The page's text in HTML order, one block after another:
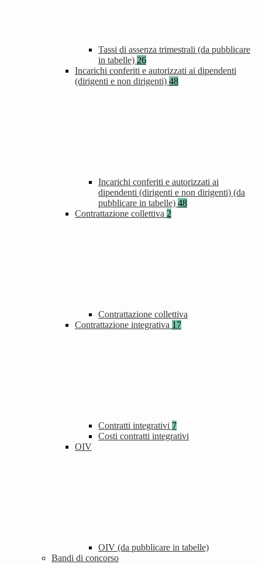
Tassi di assenza trimestrali (da pubblicare
in tabelle) 26
Incarichi conferiti e autorizzati ai dipendenti
(dirigenti e non dirigenti) 48
Incarichi conferiti e autorizzati ai
dipendenti (dirigenti e non dirigenti) (da
pubblicare in tabelle) 48
Contrattazione collettiva 2
Contrattazione collettiva
Contrattazione integrativa 17
Contratti integrativi 7
Costi contratti integrativi
OIV
OIV (da pubblicare in tabelle)
Bandi di concorso